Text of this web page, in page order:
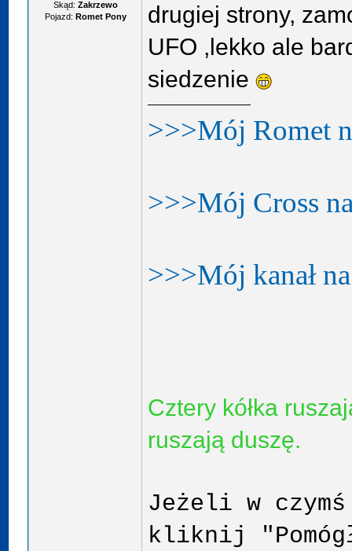
Skąd: Zakrzewo
Pojazd: Romet Pony
drugiej strony,
UFO ,lekko ale
siedzenie
>>>Mój Romet
>>>Mój Cross
>>>Mój kanał
Cztery kółka
ruszają duszę.
Jeżeli w czymś
kliknij